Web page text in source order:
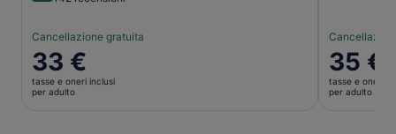
Cancellazione gratuita
Il
prezzo
è
33 €
tasse e oneri inclusi
per adulto
Il
prezzo
è
35 €
tasse e oneri
per adulto